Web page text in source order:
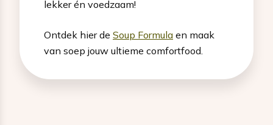
lekker én voedzaam!
Ontdek hier de Soup Formula en maak
van soep jouw ultieme comfortfood.